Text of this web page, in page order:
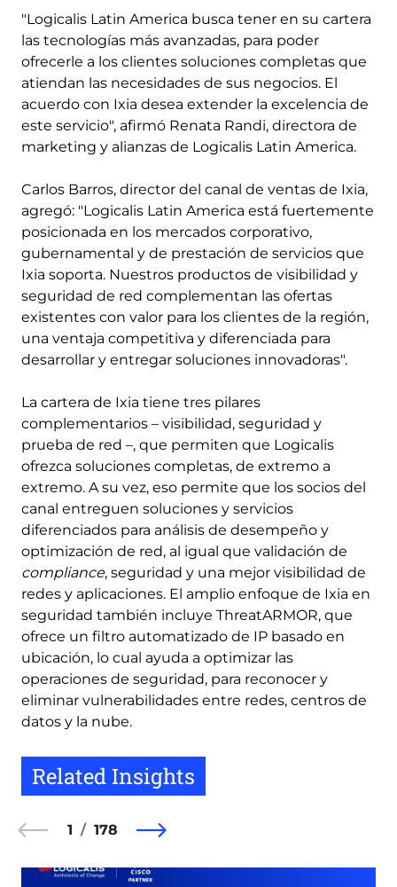
"Logicalis Latin America busca tener en su cartera
las tecnologías más avanzadas, para poder
ofrecerle a los clientes soluciones completas que
atiendan las necesidades de sus negocios. El
acuerdo con Ixia desea extender la excelencia de
este servicio", afirmó Renata Randi, directora de
marketing y alianzas de Logicalis Latin America.
Carlos Barros, director del canal de ventas de Ixia,
agregó: "Logicalis Latin America está fuertemente
posicionada en los mercados corporativo,
gubernamental y de prestación de servicios que
Ixia soporta. Nuestros productos de visibilidad y
seguridad de red complementan las ofertas
existentes con valor para los clientes de la región,
una ventaja competitiva y diferenciada para
desarrollar y entregar soluciones innovadoras".
La cartera de Ixia tiene tres pilares
complementarios – visibilidad, seguridad y
prueba de red –, que permiten que Logicalis
ofrezca soluciones completas, de extremo a
extremo. A su vez, eso permite que los socios del
canal entreguen soluciones y servicios
diferenciados para análisis de desempeño y
optimización de red, al igual que validación de
compliance, seguridad y una mejor visibilidad de
redes y aplicaciones. El amplio enfoque de Ixia en
seguridad también incluye ThreatARMOR, que
ofrece un filtro automatizado de IP basado en
ubicación, lo cual ayuda a optimizar las
operaciones de seguridad, para reconocer y
eliminar vulnerabilidades entre redes, centros de
datos y la nube.
Related Insights
1 178